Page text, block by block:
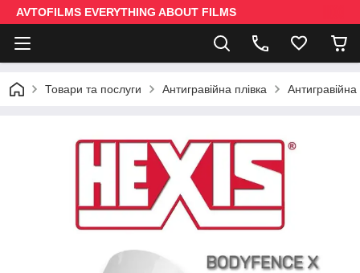
AVTOFILMS EVERYTHING ABOUT FILMS
Товари та послуги Антигравійна плівка